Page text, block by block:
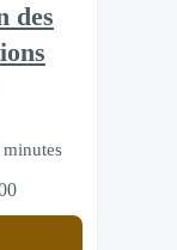
des